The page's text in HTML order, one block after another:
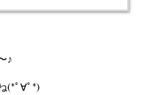
♪
(*ﾟ∀ﾟ*)